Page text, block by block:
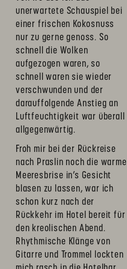
unerwartete Schauspiel bei
einer frischen Kokosnuss
nur zu gerne genoss. So
schnell die Wolken
aufgezogen waren, so
schnell waren sie wieder
verschwunden und der
darauffolgende Anstieg an
Luftfeuchtigkeit war überall
allgegenwärtig.
Froh mir bei der Rückreise
nach Praslin noch die warme
Meeresbrise in’s Gesicht
blasen zu lassen, war ich
schon kurz nach der
Rückkehr im Hotel bereit für
den kreolischen Abend.
Rhythmische Klänge von
Gitarre und Trommel lockten